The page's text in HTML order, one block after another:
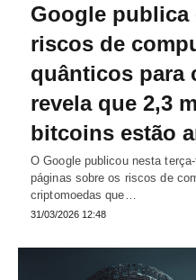
Google publica
riscos de
quânticos para
revela que 2,3
bitcoins estão
O Google publicou nesta
páginas sobre os riscos de
criptomoedas que…
31/03/2026 12:48